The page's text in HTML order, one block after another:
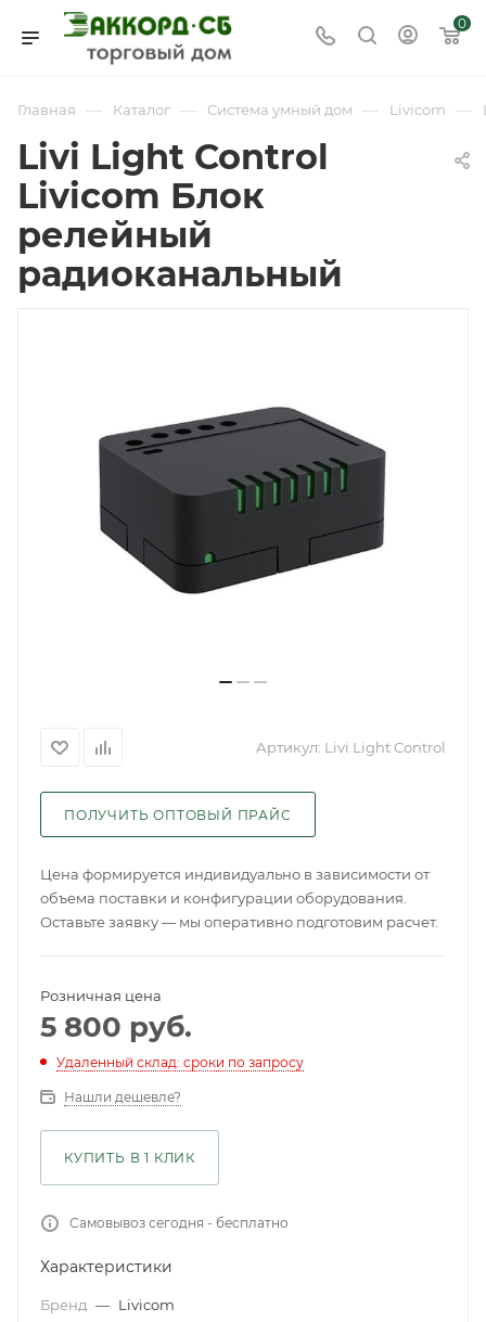
0
Главная — Каталог — Система умный дом — Livicom —
Livi Light Control
Livicom Блок
релейный
радиоканальный
Артикул: Livi Light Control
ПОЛУЧИТЬ ОПТОВЫЙ ПРАЙС
Цена формируется индивидуально в зависимости от
объема поставки и конфигурации оборудования.
Оставьте заявку — мы оперативно подготовим расчет.
Розничная цена
5 800 руб.
Удаленный склад: сроки по запросу
Нашли дешевле?
КУПИТЬ В 1 КЛИК
Самовывоз сегодня - бесплатно
Характеристики
Бренд — Livicom